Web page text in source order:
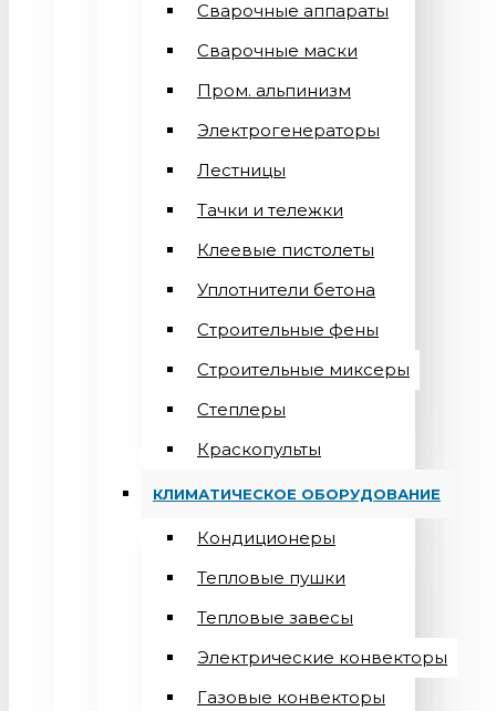
Сварочные аппараты
Cварочные маски
Пром. альпинизм
Электрогенераторы
Лестницы
Тачки и тележки
Клеевые пистолеты
Уплотнители бетона
Строительные фены
Строительные миксеры
Степлеры
Краскопульты
КЛИМАТИЧЕСКОЕ ОБОРУДОВАНИЕ
Кондиционеры
Teпловые пушки
Тепловые завесы
Электрические конвекторы
Газовые конвекторы